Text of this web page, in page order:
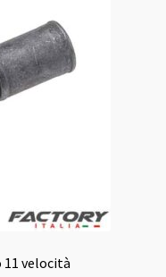
11 velocità